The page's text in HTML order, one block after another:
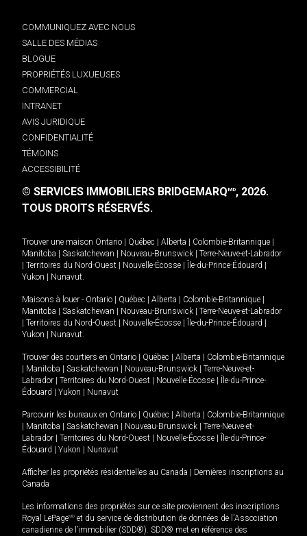
COMMUNIQUEZ AVEC NOUS
SALLE DES MÉDIAS
BLOGUE
PROPRIÉTÉS LUXUEUSES
COMMERCIAL
INTRANET
AVIS JURIDIQUE
CONFIDENTIALITÉ
TÉMOINS
ACCESSIBILITÉ
© SERVICES IMMOBILIERS BRIDGEMARQMD, 2026.
TOUS DROITS RÉSERVÉS.
Trouver une maison Ontario Québec Alberta Colombie-Britannique
Manitoba
Saskatchewan Nouveau-Brunswick
Terre-Neuve-et-Labrador
Territoires du Nord-Ouest Nouvelle-Écosse Île-du-Prince-Édouard
Yukon
Nunavut.
Maisons à louer - Ontario Québec Alberta Colombie-Britannique
Manitoba
Saskatchewan Nouveau-Brunswick
Terre-Neuve-et-Labrador
Territoires du Nord-Ouest Nouvelle-Écosse Île-du-Prince-Édouard
Yukon
Nunavut.
Trouver des courtiers en Ontario Québec Alberta
Colombie-Britannique
Manitoba Saskatchewan Nouveau-Brunswick
Terre-Neuve-et-
Labrador
Territoires du Nord-Ouest Nouvelle-Écosse
Île-du-Prince-
Édouard
Yukon Nunavut
Parcourir les bureaux en Ontario Québec Alberta
Colombie-Britannique
Manitoba Saskatchewan Nouveau-Brunswick
Terre-Neuve-et-
Labrador
Territoires du Nord-Ouest Nouvelle-Écosse
Île-du-Prince-
Édouard
Yukon Nunavut
Afficher les propriétés résidentielles au Canada
Dernières inscriptions au
Canada
Les informations des propriétés sur ce site proviennent des inscriptions
Royal LePageMD et du service de distribution de données de l'Association
canadienne de l’immobilier (SDD®). SDD® met en référence des